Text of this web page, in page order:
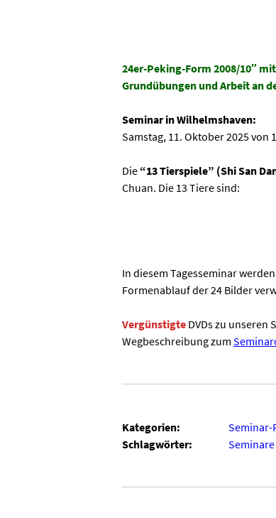
24er-Peking-Form 2008/10″
Grundübungen und Arbeit an
Seminar in Wilhelmshaven:
Samstag, 11. Oktober 2025 von
Die “13 Tierspiele” (Shi San
Chuan. Die 13 Tiere sind:
In diesem Tagesseminar
Formenablauf der 24 Bilder
VergünstigteDVDs zu unseren
Wegbeschreibung zum
Kategorien:
Seminar-
Schlagwörter:
Seminare